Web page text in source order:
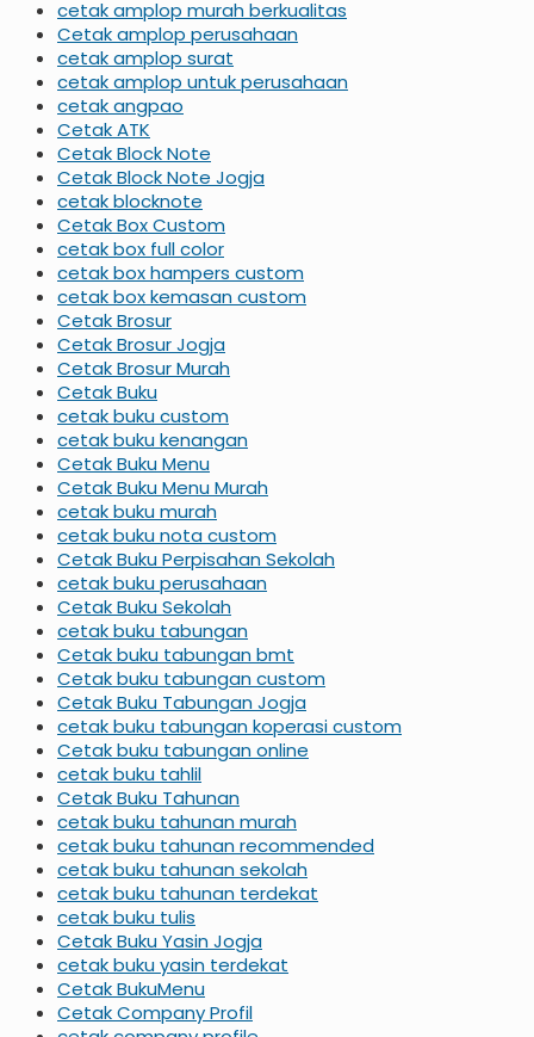
cetak amplop murah berkualitas
Cetak amplop perusahaan
cetak amplop surat
cetak amplop untuk perusahaan
cetak angpao
Cetak ATK
Cetak Block Note
Cetak Block Note Jogja
cetak blocknote
Cetak Box Custom
cetak box full color
cetak box hampers custom
cetak box kemasan custom
Cetak Brosur
Cetak Brosur Jogja
Cetak Brosur Murah
Cetak Buku
cetak buku custom
cetak buku kenangan
Cetak Buku Menu
Cetak Buku Menu Murah
cetak buku murah
cetak buku nota custom
Cetak Buku Perpisahan Sekolah
cetak buku perusahaan
Cetak Buku Sekolah
cetak buku tabungan
Cetak buku tabungan bmt
Cetak buku tabungan custom
Cetak Buku Tabungan Jogja
cetak buku tabungan koperasi custom
Cetak buku tabungan online
cetak buku tahlil
Cetak Buku Tahunan
cetak buku tahunan murah
cetak buku tahunan recommended
cetak buku tahunan sekolah
cetak buku tahunan terdekat
cetak buku tulis
Cetak Buku Yasin Jogja
cetak buku yasin terdekat
Cetak BukuMenu
Cetak Company Profil